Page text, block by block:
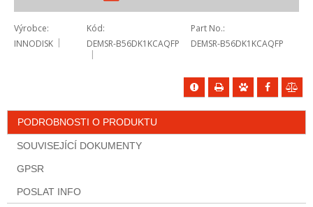
Výrobce
INNODISK
Kód
DEMSR-B56DK1KCAQFP
Part No.
DEMSR-B56DK1KCAQFP
PODROBNOSTI O PRODUKTU
SOUVISEJÍCÍ DOKUMENTY
GPSR
POSLAT INFO